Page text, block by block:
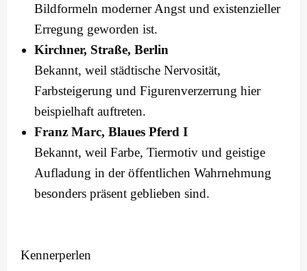
Bildformeln moderner Angst und existenzieller
Erregung geworden ist.
Kirchner, Straße, Berlin
Bekannt, weil städtische Nervosität,
Farbsteigerung und Figurenverzerrung hier
beispielhaft auftreten.
Franz Marc, Blaues Pferd I
Bekannt, weil Farbe, Tiermotiv und geistige
Aufladung in der öffentlichen Wahrnehmung
besonders präsent geblieben sind.
Kennerperlen